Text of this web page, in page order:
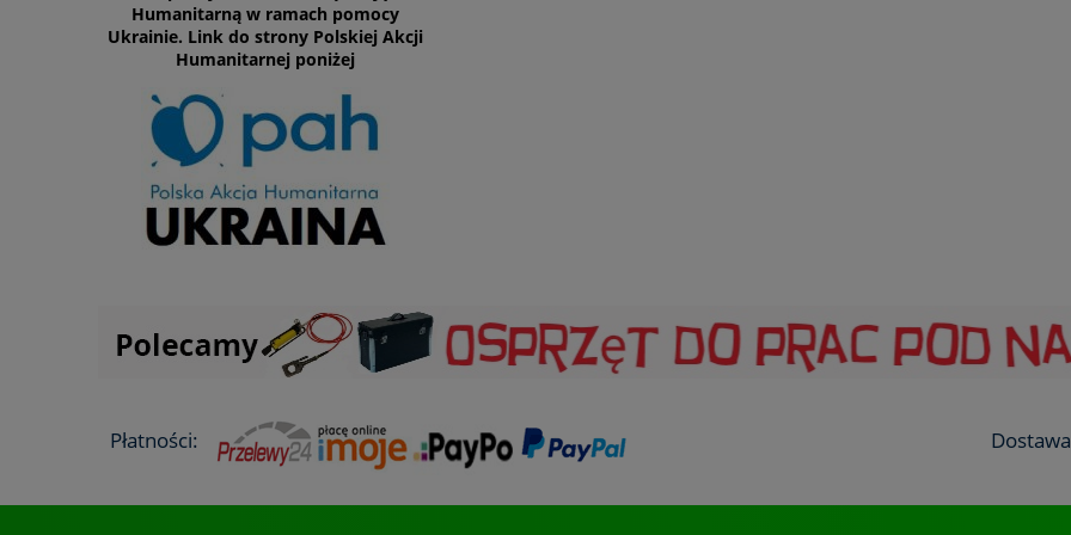
Humanitarną w ramach pomocy
Ukrainie. Link do strony Polskiej Akcji
Humanitarnej poniżej
Płatności: